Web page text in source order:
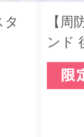
タ
【
ンド